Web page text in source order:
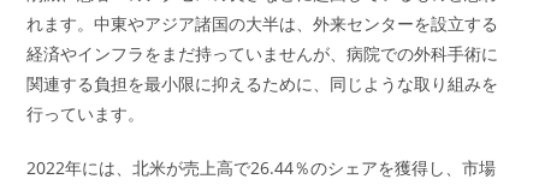
れます。中東やアジア諸国の大半は、外来センターを設立する
経済やインフラをまだ持っていませんが、病院での外科手術に
関連する負担を最小限に抑えるために、同じような取り組みを
行っています。
2022年には、北米が売上高で26.44％のシェアを獲得し、市場